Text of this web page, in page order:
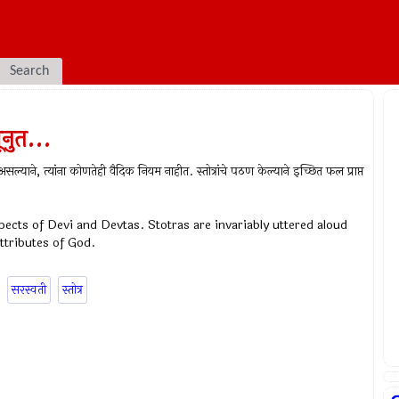
Search
त्यांना कोणतेही वैदिक नियम नाहीत. स्तोत्रांचे पठण केल्याने इच्छित फल प्राप्त
of Devi and Devtas. Stotras are invariably uttered aloud
of God.
सरस्वती स्तोत्र